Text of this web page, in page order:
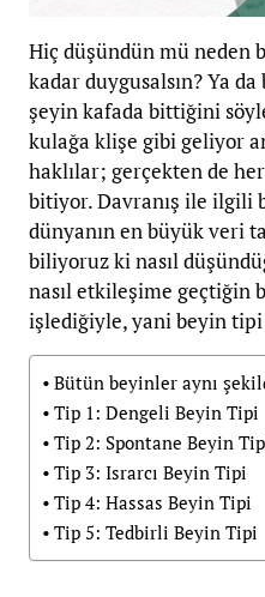
Hiç düşündün mü neden
kadar duygusalsın? Ya
şeyin kafada bittiğini
kulağa klişe gibi geliyor
haklılar; gerçekten de
bitiyor. Davranış ile ilgili
dünyanın en büyük veri
biliyoruz ki nasıl
nasıl etkileşime geçtiğin
işlediğiyle, yani beyin tipi
Bütün beyinler aynı
Tip 1: Dengeli Beyin Tipi
Tip 2: Spontane Beyin
Tip 3: Israrcı Beyin Tipi
Tip 4: Hassas Beyin Tipi
Tip 5: Tedbirli Beyin Tipi